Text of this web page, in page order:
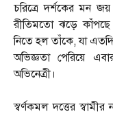
চরিত্রে দর্শকের মন
রীতিমতো ঝড়ে
নিতে হল তাঁকে, যা
অভিজ্ঞতা পেরিয়ে
অভিনেত্রী।
স্বর্ণকমল দত্তের